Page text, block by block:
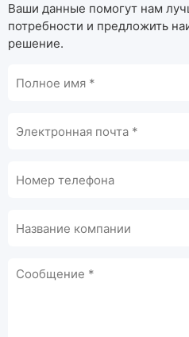
Ваши данные помогут нам
потребности и предложить
решение.